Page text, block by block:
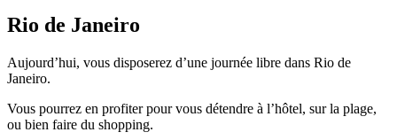
Rio de Janeiro
Aujourd’hui, vous disposerez d’une journée libre dans Rio de
Janeiro.
Vous pourrez en profiter pour vous détendre à l’hôtel, sur la plage,
ou bien faire du shopping.